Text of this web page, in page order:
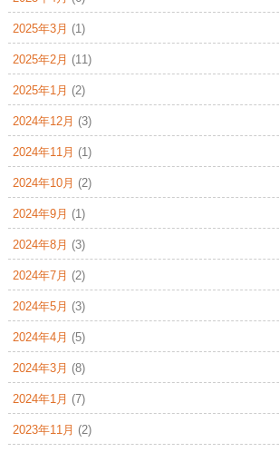
2025年3月 (1)
2025年2月 (11)
2025年1月 (2)
2024年12月 (3)
2024年11月 (1)
2024年10月 (2)
2024年9月 (1)
2024年8月 (3)
2024年7月 (2)
2024年5月 (3)
2024年4月 (5)
2024年3月 (8)
2024年1月 (7)
2023年11月 (2)